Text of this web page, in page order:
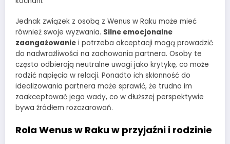
Jednak związek z osobą z Wenus w Raku może mieć
również swoje wyzwania. Silne emocjonalne
zaangażowanie i potrzeba akceptacji mogą prowadzić
do nadwrażliwości na zachowania partnera. Osoby te
często odbierają neutralne uwagi jako krytykę, co może
rodzić napięcia w relacji. Ponadto ich skłonność do
idealizowania partnera może sprawić, że trudno im
zaakceptować jego wady, co w dłuższej perspektywie
bywa źródłem rozczarowań.
Rola Wenus w Raku w przyjaźni i rodzinie